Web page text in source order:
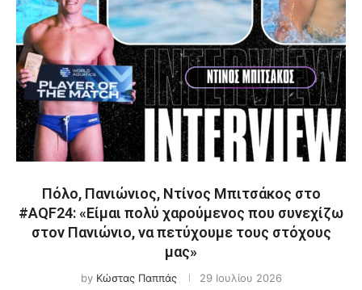
Πόλο, Πανιώνιος, Ντίνος Μπιτσάκος στο
#ΑQF24: «Είμαι πολύ χαρούμενος που συνεχίζω
στον Πανιώνιο, να πετύχουμε τους στόχους
μας»
by Κώστας Παππάς 29 Ιουλίου 2026